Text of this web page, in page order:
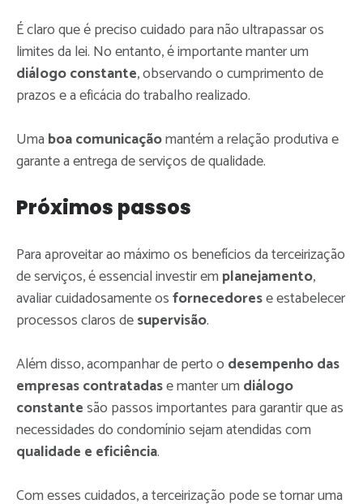
É claro que é preciso cuidado para não ultrapassar os
limites da lei. No entanto, é importante manter um
diálogo constante, observando o cumprimento de
prazos e a eficácia do trabalho realizado.
Uma boa comunicaçãomantém a relação produtiva e
garante a entrega de serviços de qualidade.
Próximos passos
Para aproveitar ao máximo os benefícios da terceirização
de serviços, é essencial investir em planejamento,
avaliar cuidadosamente osfornecedorese estabelecer
processos claros desupervisão.
Além disso, acompanhar de perto o desempenho das
empresas contratadase manter um diálogo
constantesão passos importantes para garantir que as
necessidades do condomínio sejam atendidas com
qualidade e eficiência.
Com esses cuidados, a terceirização pode se tornar uma